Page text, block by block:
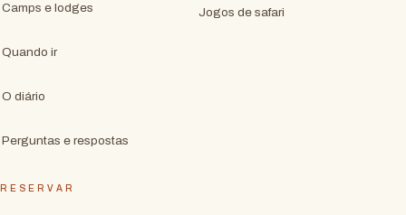
Camps e lodges
Quando ir
O diário
Perguntas e respostas
Jogos de safari
RESERVAR